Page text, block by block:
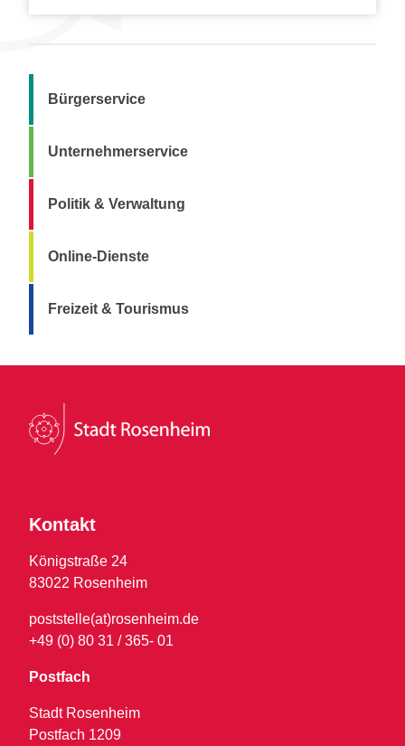
Bürgerservice
Unternehmerservice
Politik & Verwaltung
Online-Dienste
Freizeit & Tourismus
Kontakt
Königstraße 24
83022 Rosenheim
poststelle(at)rosenheim.de
+49 (0) 80 31 / 365- 01
Postfach
Stadt Rosenheim
Postfach 1209